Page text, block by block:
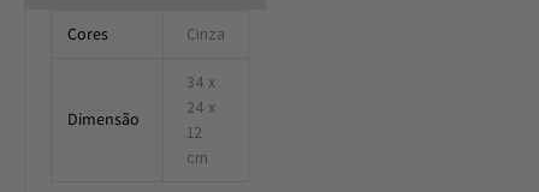
Cores Cinza
Dimensão
34 x
24 x
12
cm